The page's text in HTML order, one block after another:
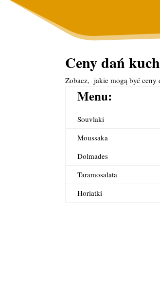
Ceny dań
Zobacz, jakie mogą być ceny
Menu:
Souvlaki
Moussaka
Dolmades
Taramosalata
Horiatki